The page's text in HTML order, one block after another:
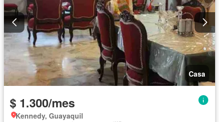
Casa
$ 1.300/mes
Kennedy, Guayaquil